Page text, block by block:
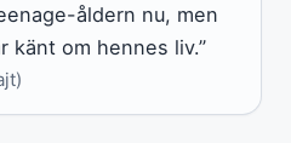
åldern nu, men
om hennes liv.”